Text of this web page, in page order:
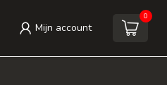
Mijn account
0